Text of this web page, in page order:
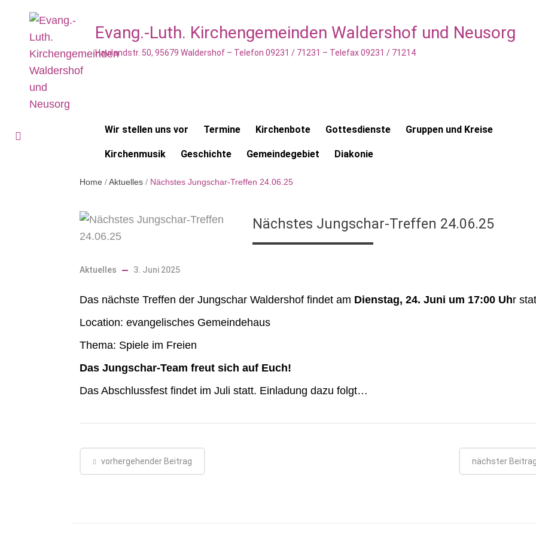
Evang.-Luth. Kirchengemeinden Waldershof und Neusorg
Havilandstr. 50, 95679 Waldershof – Telefon 09231 / 71231 – Telefax 09231 / 71214
Wir stellen uns vor Termine Kirchenbote Gottesdienste Gruppen und Kreise
Kirchenmusik Geschichte Gemeindegebiet Diakonie
Home / Aktuelles/ Nächstes Jungschar-Treffen 24.06.25
Nächstes Jungschar-Treffen 24.06.25
Aktuelles 3. Juni 2025
Das nächste Treffen der Jungschar Waldershof findet am Dienstag, 24. Juni um 17:00 Uhr
Location: evangelisches Gemeindehaus
Thema: Spiele im Freien
Das Jungschar-Team freut sich auf Euch!
Das Abschlussfest findet im Juli statt. Einladung dazu folgt…
vorhergehender Beitrag nächster